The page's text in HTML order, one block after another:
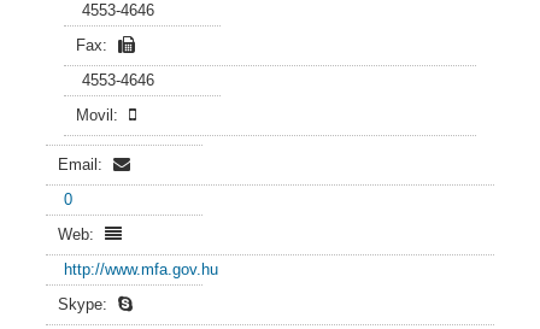
4553-4646
Fax:
4553-4646
Movil:
Email:
0
Web:
http://www.mfa.gov.hu
Skype: